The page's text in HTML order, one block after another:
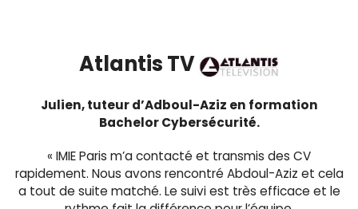
Atlantis TV
Julien, tuteur d’Adboul-Aziz en formation
Bachelor Cybersécurité.
« IMIE Paris m’a contacté et transmis des CV
rapidement. Nous avons rencontré Abdoul-Aziz et cela
a tout de suite matché. Le suivi est très efficace et le